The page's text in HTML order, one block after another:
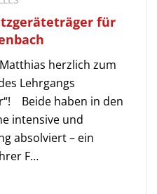
für
herzlich zum
Lehrgangs
Beide haben in den
intensive und
absolviert – ein
F…